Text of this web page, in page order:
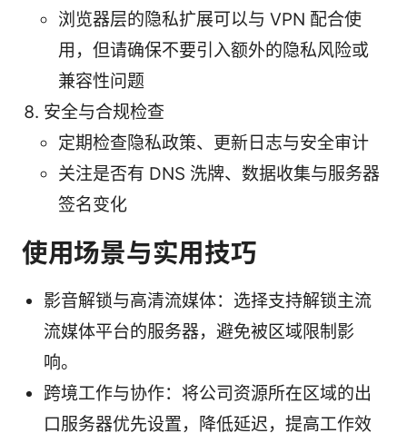
浏览器层的隐私扩展可以与 VPN 配合使
用，但请确保不要引入额外的隐私风险或
兼容性问题
安全与合规检查
定期检查隐私政策、更新日志与安全审计
关注是否有 DNS 洗牌、数据收集与服务器
签名变化
使用场景与实用技巧
影音解锁与高清流媒体：选择支持解锁主流
流媒体平台的服务器，避免被区域限制影
响。
跨境工作与协作：将公司资源所在区域的出
口服务器优先设置，降低延迟，提高工作效